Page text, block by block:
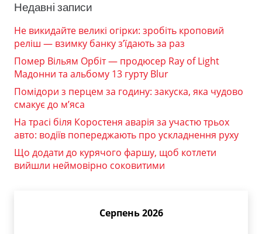
Недавні записи
Не викидайте великі огірки: зробіть кроповий
реліш — взимку банку з’їдають за раз
Помер Вільям Орбіт — продюсер Ray of Light
Мадонни та альбому 13 гурту Blur
Помідори з перцем за годину: закуска, яка чудово
смакує до м’яса
На трасі біля Коростеня аварія за участю трьох
авто: водіїв попереджають про ускладнення руху
Що додати до курячого фаршу, щоб котлети
вийшли неймовірно соковитими
Серпень 2026